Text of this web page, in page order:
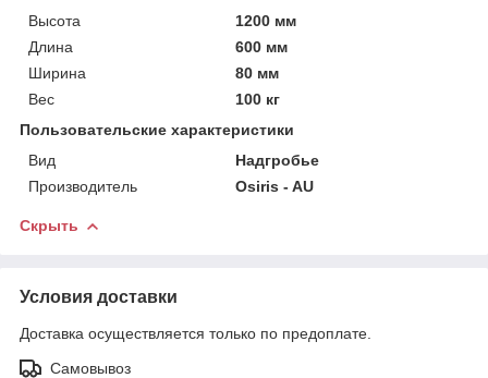
Высота
1200 мм
Длина
600 мм
Ширина
80 мм
Вес
100 кг
Пользовательские характеристики
Вид
Надгробье
Производитель
Osiris - AU
Скрыть
Условия доставки
Доставка осуществляется только по предоплате.
Самовывоз